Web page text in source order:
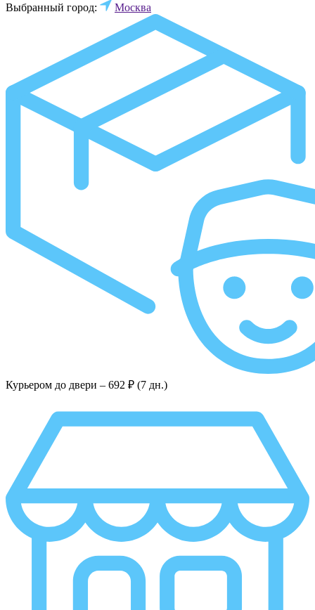
Выбранный город:
Москва
Курьером до двери – 692 ₽ (7 дн.)